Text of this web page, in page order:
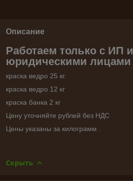
Описание
Работаем только с ИП и
юридическими лицами
краска ведро 25 кг.
краска ведро 12 кг
краска банка 2 кг
Цену уточняйте рублей без НДС
Цены указаны за килограмм .
Скрыть